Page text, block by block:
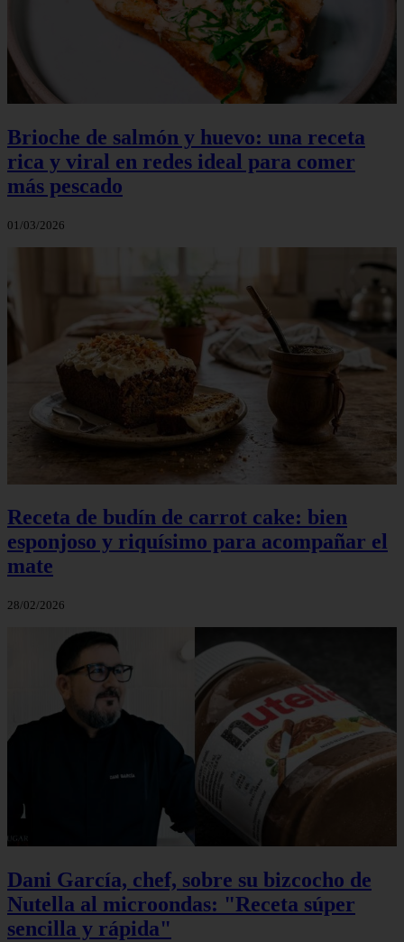
Brioche de salmón y huevo: una receta
rica y viral en redes ideal para comer
más pescado
01/03/2026
Receta de budín de carrot cake: bien
esponjoso y riquísimo para acompañar el
mate
28/02/2026
Dani García, chef, sobre su bizcocho de
Nutella al microondas: "Receta súper
sencilla y rápida"